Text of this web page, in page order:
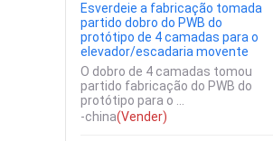
Esverdeie a fabricação tomada
partido dobro do PWB do
protótipo de 4 camadas para o
elevador/escadaria movente
O dobro de 4 camadas tomou
partido fabricação do PWB do
protótipo para o ...
-china(Vender)